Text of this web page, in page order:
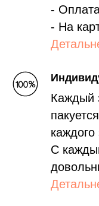
-
- На
Каждый
каждого
С